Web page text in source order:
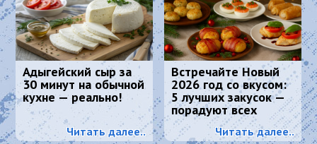
Адыгейский сыр за
30 минут на обычной
кухне — реально!
Читать далее..
Встречайте Новый
2026 год со вкусом:
5 лучших закусок —
порадуют всех
гостей и Огненную
ЛошадьЧитать далее..